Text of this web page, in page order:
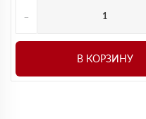
-
В КОРЗИНУ